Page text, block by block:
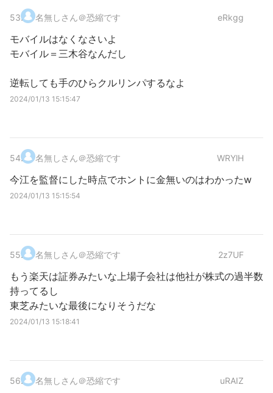
53. 名無しさん＠恐縮です eRkgg
モバイルはなくなさいよ
モバイル＝三木谷なんだし
逆転しても手のひらクルリンパするなよ
2024/01/13 15:15:47
54. 名無しさん＠恐縮です WRYlH
今江を監督にした時点でホントに金無いのはわかったw
2024/01/13 15:15:54
55. 名無しさん＠恐縮です 2z7UF
もう楽天は証券みたいな上場子会社は他社が株式の過半数
持ってるし
東芝みたいな最後になりそうだな
2024/01/13 15:18:41
56. 名無しさん＠恐縮です uRAIZ